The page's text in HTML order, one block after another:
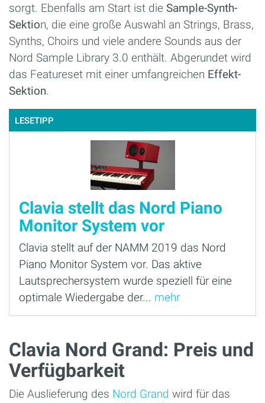
sorgt. Ebenfalls am Start ist die Sample-Synth-
Sektion, die eine große Auswahl an Strings, Brass,
Synths, Choirs und viele andere Sounds aus der
Nord Sample Library 3.0 enthält. Abgerundet wird
das Featureset mit einer umfangreichen Effekt-
Sektion.
LESETIPP
Clavia stellt das Nord Piano
Monitor System vor
Clavia stellt auf der NAMM 2019 das Nord
Piano Monitor System vor. Das aktive
Lautsprechersystem wurde speziell für eine
optimale Wiedergabe der... mehr
Clavia Nord Grand: Preis und
Verfügbarkeit
Die Auslieferung des Nord Grand wird für das